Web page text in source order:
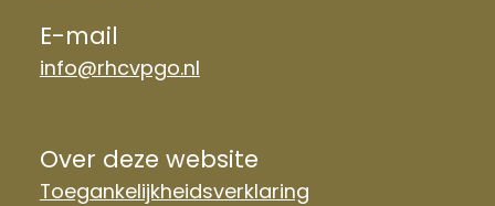
E-mail
info@rhcvpgo.nl
Over deze website
Toegankelijkheidsverklaring